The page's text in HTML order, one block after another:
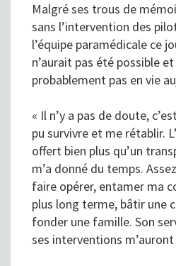
Malgré ses trous de
sans l’intervention des
l’équipe paramédicale ce
n’aurait pas été possible
probablement pas en vie
« Il n’y a pas de doute,
pu survivre et me rétablir.
offert bien plus qu’un
m’a donné du temps.
faire opérer, entamer ma
plus long terme, bâtir une
fonder une famille. Son
ses interventions m’auront